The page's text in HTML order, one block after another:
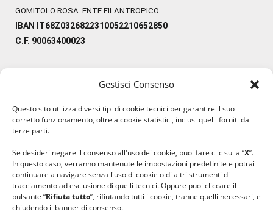
Gestisci Consenso
Questo sito utilizza diversi tipi di cookie tecnici per garantire il suo
corretto funzionamento, oltre a cookie statistici, inclusi quelli forniti da
terze parti.
Se desideri negare il consenso all'uso dei cookie, puoi fare clic sulla “X”.
In questo caso, verranno mantenute le impostazioni predefinite e potrai
continuare a navigare senza l'uso di cookie o di altri strumenti di
tracciamento ad esclusione di quelli tecnici. Oppure puoi cliccare il
pulsante “Rifiuta tutto”, rifiutando tutti i cookie, tranne quelli necessari, e
chiudendo il banner di consenso.
GOMITOLO ROSA ENTE FILANTROPICO
IBAN IT68Z0326822310052210652850
C.F. 90063400023
#lanaterapia
#ilcaloredellempatia